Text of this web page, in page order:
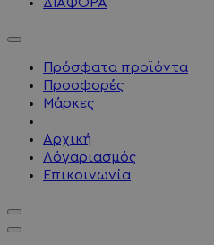
Πρόσφατα προϊόντα
Προσφορές
Μάρκες
Αρχική
Λόγαριασμός
Επικοινωνία